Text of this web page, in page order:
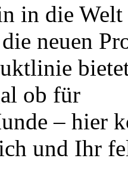
in die
neuen
ob für
– hier
und Ihr